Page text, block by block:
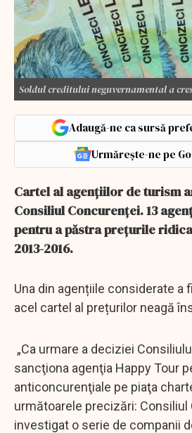
Soldul creditului neguvernamental a
Adaugă-ne ca sursă
Urmărește-ne pe
Cartel al agențiilor de turism
Consiliul Concurenței. 13
pentru a păstra prețurile
2013-2016.
Una din agențiile considerate a
acel cartel al prețurilor neagă
„Ca urmare a deciziei
sancţiona agenţia Happy Tour
anticoncurenţiale pe piaţa
următoarele precizări: Consiliul
investigat o serie de companii